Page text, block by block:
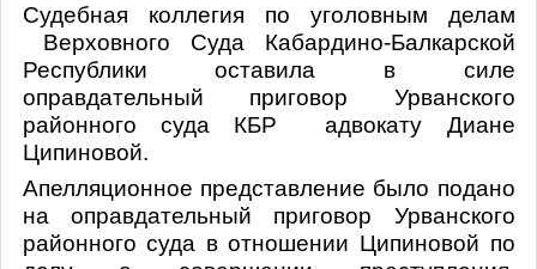
Судебная коллегия по уголовным делам
Верховного Суда Кабардино-Балкарской
Республики оставила в силе
оправдательный приговор Урванского
районного суда КБР адвокату Диане
Ципиновой.
Апелляционное представление было подано
на оправдательный приговор Урванского
районного суда в отношении Ципиновой по